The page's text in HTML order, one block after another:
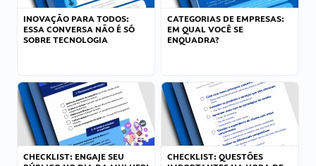
INOVAÇÃO PARA TODOS:
ESSA CONVERSA NÃO É SÓ
SOBRE TECNOLOGIA
CATEGORIAS DE EMPRESAS:
EM QUAL VOCÊ SE
ENQUADRA?
CHECKLIST: ENGAJE SEU
CHECKLIST: QUESTÕES